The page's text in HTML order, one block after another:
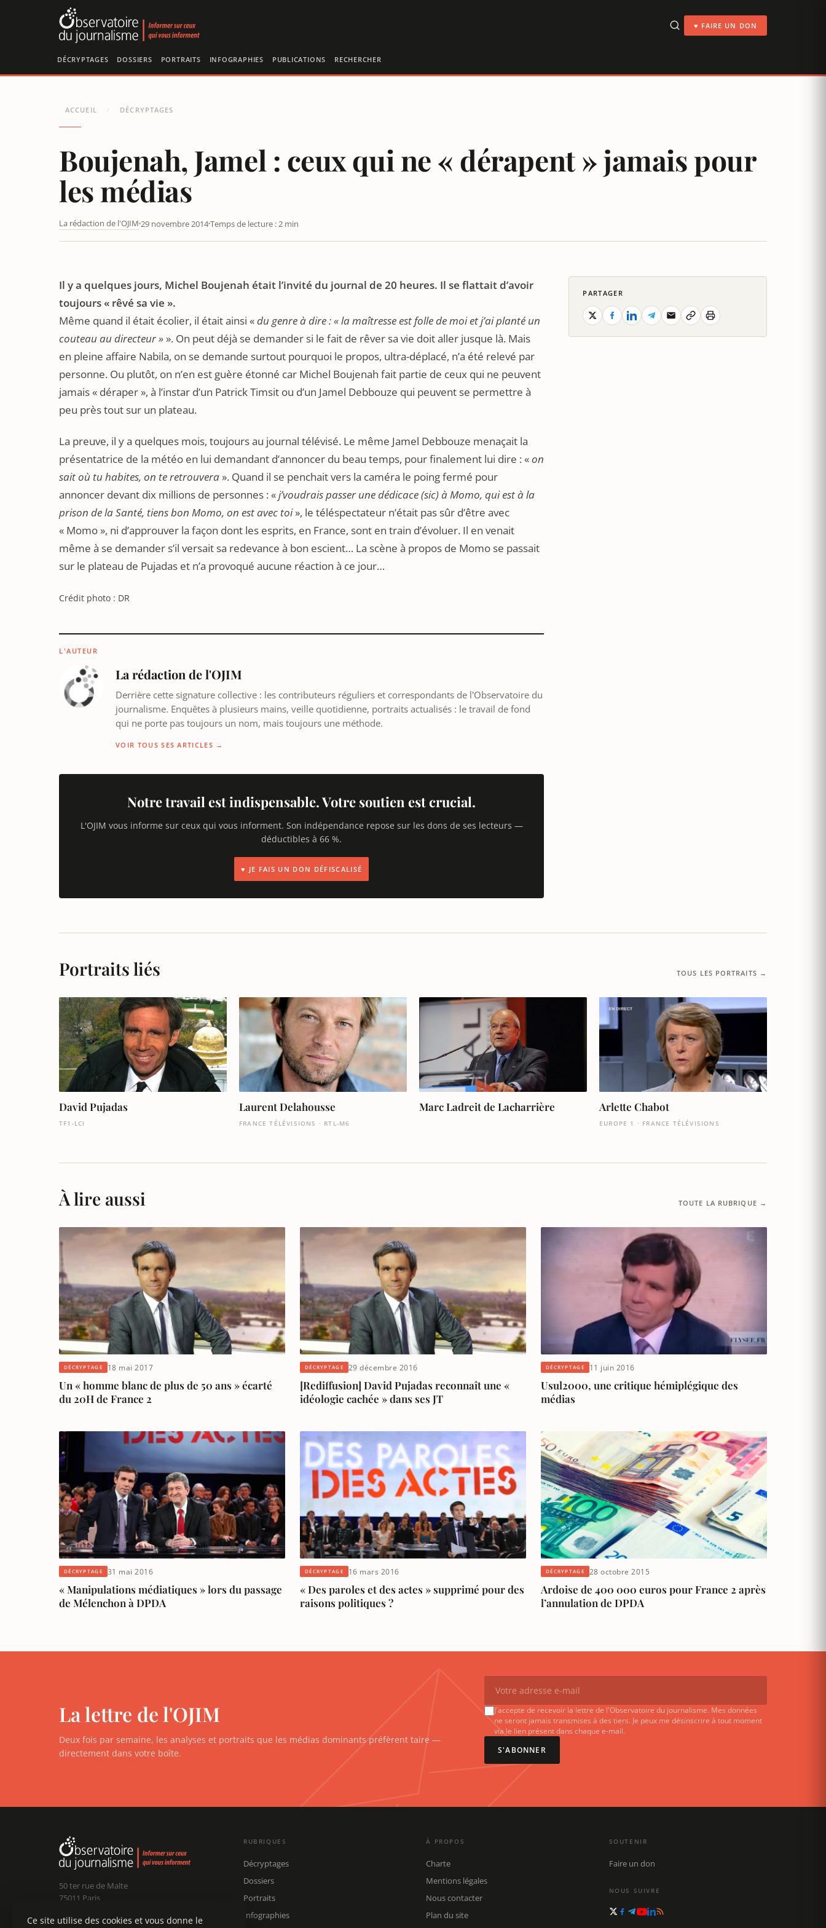
♥ FAIRE UN DON
DÉCRYPTAGES DOSSIERS PORTRAITS INFOGRAPHIES PUBLICATIONS RECHERCHER
ACCUEIL / DÉCRYPTAGES
Boujenah, Jamel : ceux qui ne « dérapent » jamais pour
les médias
La rédaction de l'OJIM 29 novembre 2014Temps de lecture : 2 min
BOUJENAH, JAMEL : CEUX QUI NE « DÉRAPENT » JAMAIS POUR LES MÉDIAS
Il y a quelques jours, Michel Boujenah était l’invité du journal de 20 heures. Il se flattait d’avoir
toujours « rêvé sa vie ».
Même quand il était écolier, il était ainsi «du genre à dire : « la maîtresse est folle de moi et j’ai planté un
couteau au directeur » ». On peut déjà se demander si le fait de rêver sa vie doit aller jusque là. Mais
en pleine affaire Nabila, on se demande surtout pourquoi le propos, ultra-déplacé, n’a été relevé par
personne. Ou plutôt, on n’en est guère étonné car Michel Boujenah fait partie de ceux qui ne peuvent
jamais « déraper », à l’instar d’un Patrick Timsit ou d’un Jamel Debbouze qui peuvent se permettre à
peu près tout sur un plateau.
La preuve, il y a quelques mois, toujours au journal télévisé. Le même Jamel Debbouze menaçait la
présentatrice de la météo en lui demandant d’annoncer du beau temps, pour finalement lui dire : «on
sait où tu habites, on te retrouvera ». Quand il se penchait vers la caméra le poing fermé pour
annoncer devant dix millions de personnes : «j’voudrais passer une dédicace (sic) à Momo, qui est à la
prison de la Santé, tiens bon Momo, on est avec toi», le téléspectateur n’était pas sûr d’être avec
« Momo », ni d’approuver la façon dont les esprits, en France, sont en train d’évoluer. Il en venait
même à se demander s’il versait sa redevance à bon escient… La scène à propos de Momo se passait
sur le plateau de Pujadas et n’a provoqué aucune réaction à ce jour…
Crédit photo : DR
L'AUTEUR
La rédaction de l'OJIM
Derrière cette signature collective : les contributeurs réguliers et correspondants de l'Observatoire du
journalisme. Enquêtes à plusieurs mains, veille quotidienne, portraits actualisés : le travail de fond
qui ne porte pas toujours un nom, mais toujours une méthode.
VOIR TOUS SES ARTICLES →
Notre travail est indispensable. Votre soutien est crucial.
L'OJIM vous informe sur ceux qui vous informent. Son indépendance repose sur les dons de ses lecteurs —
déductibles à 66 %.
♥ JE FAIS UN DON DÉFISCALISÉ
PARTAGER
Portraits liés TOUS LES PORTRAITS →
David Pujadas
TF1-LCI
Laurent Delahousse
FRANCE TÉLÉVISIONS · RTL-M6
Marc Ladreit de Lacharrière Arlette Chabot
EUROPE 1 · FRANCE TÉLÉVISIONS
À lire aussi TOUTE LA RUBRIQUE →
DÉCRYPTAGE 18 mai 2017
Un « homme blanc de plus de 50 ans » écarté
du 20H de France 2
DÉCRYPTAGE 29 décembre 2016
[Rediffusion] David Pujadas reconnaît une «
idéologie cachée » dans ses JT
DÉCRYPTAGE 11 juin 2016
Usul2000, une critique hémiplégique des
médias
DÉCRYPTAGE 31 mai 2016
« Manipulations médiatiques » lors du passage
de Mélenchon à DPDA
DÉCRYPTAGE 16 mars 2016
« Des paroles et des actes » supprimé pour des
raisons politiques ?
DÉCRYPTAGE 28 octobre 2015
Ardoise de 400 000 euros pour France 2 après
l’annulation de DPDA
La lettre de l'OJIM
Deux fois par semaine, les analyses et portraits que les médias dominants préfèrent taire —
directement dans votre boîte.
J'accepte de recevoir la lettre de l'Observatoire du journalisme. Mes données
ne seront jamais transmises à des tiers. Je peux me désinscrire à tout moment
via le lien présent dans chaque e-mail.
S'ABONNER
50 ter rue de Malte
75011 Paris
Président :Claude Chollet
RUBRIQUES
Décryptages
Dossiers
Portraits
Infographies
À PROPOS
Charte
Mentions légales
Nous contacter
Plan du site
SOUTENIR
Faire un don
NOUS SUIVRE
Panneau de gestion des cookies
Ce site utilise des cookies et vous donne le